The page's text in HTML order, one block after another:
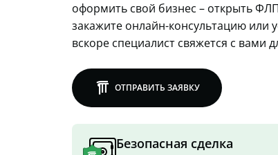
оформить свой бизнес – открыть
закажите онлайн-консультацию или
вскоре специалист свяжется с вами
lawly ОТПРАВИТЬ ЗАЯВКУ
Безопасная сделка